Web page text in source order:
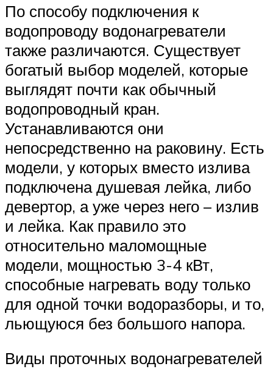
По способу подключения к
водопроводу водонагреватели
также различаются. Существует
богатый выбор моделей, которые
выглядят почти как обычный
водопроводный кран.
Устанавливаются они
непосредственно на раковину. Есть
модели, у которых вместо излива
подключена душевая лейка, либо
девертор, а уже через него – излив
и лейка. Как правило это
относительно маломощные
модели, мощностью 3-4 кВт,
способные нагревать воду только
для одной точки водоразборы, и то,
льющуюся без большого напора.
Виды проточных водонагревателей